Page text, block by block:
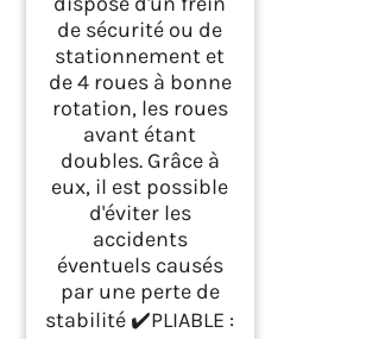
provisions, Noir
de sécurité ou de
stationnement et
de 4 roues à bonne
rotation, les roues
avant étant
doubles. Grâce à
eux, il est possible
d'éviter les
accidents
éventuels causés
par une perte de
stabilité ✔️PLIABLE :